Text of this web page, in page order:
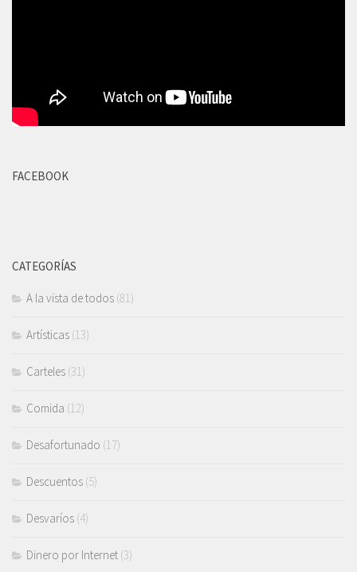
FACEBOOK
CATEGORÍAS
A la vista de todos (81)
Artísticas (13)
Carteles (31)
Comida (12)
Desafortunado (17)
Descuentos (5)
Desvaríos (4)
Dinero por Internet (3)